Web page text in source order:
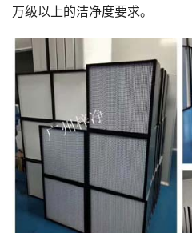
万级以上的洁净度要求。